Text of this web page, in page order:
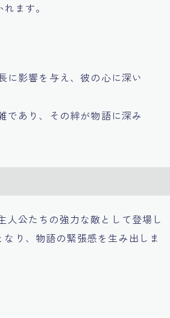
ます。
に影響を与え、彼の心に深い
であり、その絆が物語に深み
公たちの強力な敵として登場し
り、物語の緊張感を生み出しま